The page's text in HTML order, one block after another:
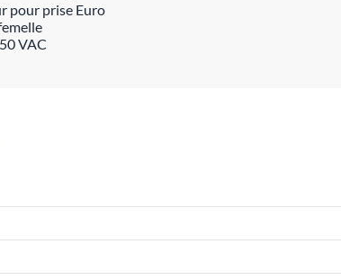
pour prise Euro
VAC